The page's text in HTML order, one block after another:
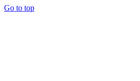
Go to top